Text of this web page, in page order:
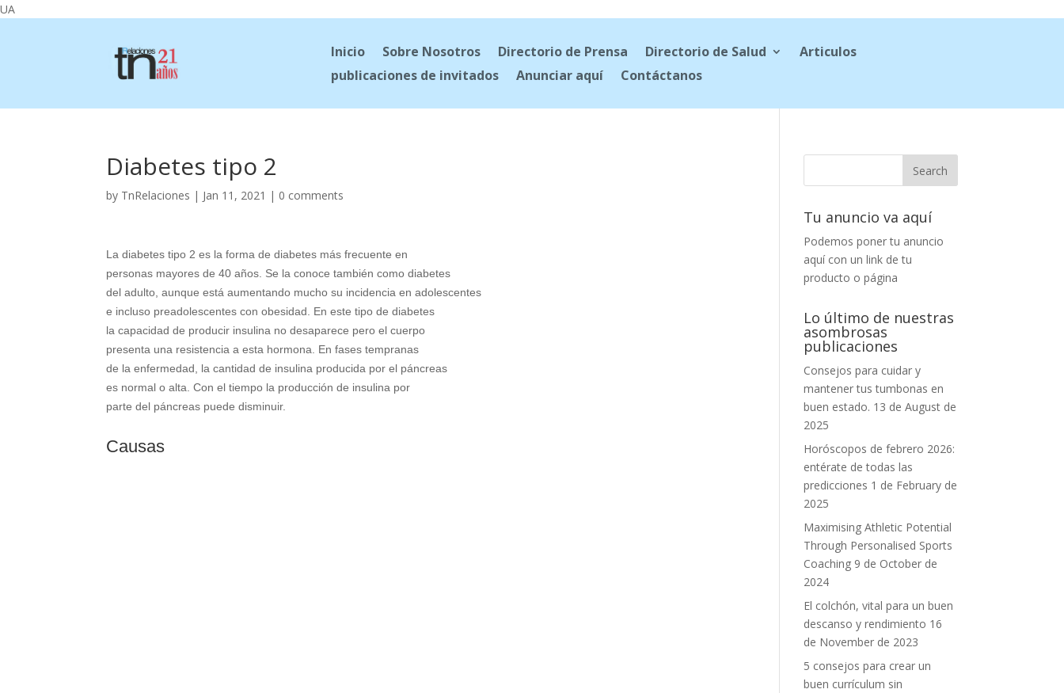
UA
Inicio Sobre Nosotros Directorio de Prensa Directorio de Salud
Articulos
publicaciones de invitados
Anunciar aquí Contáctanos
Diabetes tipo 2
by TnRelaciones | Jan 11, 2021 | 0 comments
La diabetes tipo 2 es la forma de diabetes más frecuente en
personas mayores de 40 años. Se la conoce también como diabetes
del adulto, aunque está aumentando mucho su incidencia en adolescentes
e incluso preadolescentes con obesidad. En este tipo de diabetes
la capacidad de producir insulina no desaparece pero el cuerpo
presenta una resistencia a esta hormona. En fases tempranas
de la enfermedad, la cantidad de insulina producida por el páncreas
es normal o alta. Con el tiempo la producción de insulina por
parte del páncreas puede disminuir.
Causas
Tu anuncio va aquí
Podemos poner tu anuncio
aquí con un link de tu
producto o página
Lo último de nuestras
asombrosas
publicaciones
Consejos para cuidar y
mantener tus tumbonas en
buen estado. 13 de August de
2025
Horóscopos de febrero 2026:
entérate de todas las
predicciones 1 de February de
2025
Maximising Athletic Potential
Through Personalised Sports
Coaching 9 de October de
2024
El colchón, vital para un buen
descanso y rendimiento 16
de November de 2023
5 consejos para crear un
buen currículum sin